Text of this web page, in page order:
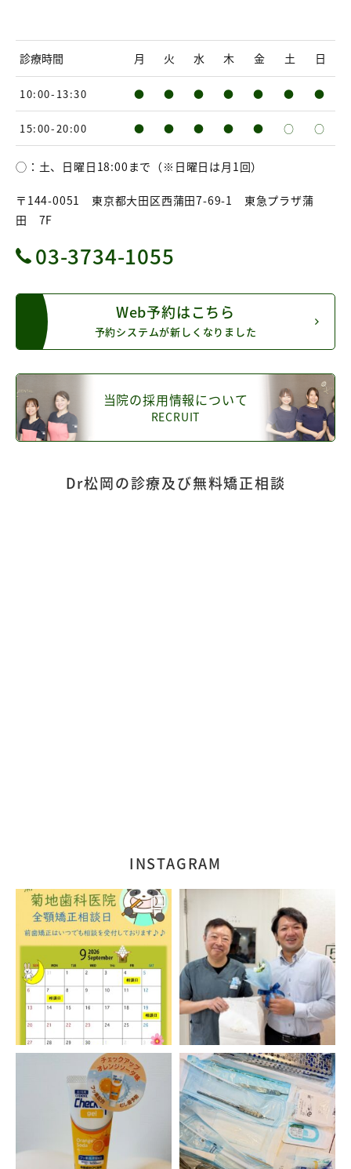
診療時間 月 火 水 木 金 土 日
10:00-13:30 ● ● ● ● ● ● ●
15:00-20:00 ● ● ● ● ● ○ ○
◯：土、日曜日18:00まで（※日曜日は月1回）
〒144-0051 東京都大田区西蒲田7-69-1 東急プラザ蒲
田 7F
03-3734-1055
Web予約はこちら
予約システムが新しくなりました
当院の採用情報について
RECRUIT
Dr松岡の診療及び無料矯正相談
INSTAGRAM